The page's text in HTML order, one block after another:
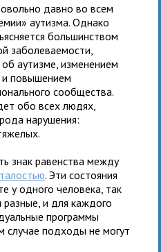
давно во всем
аутизма. Однако
большинством
заболеваемости,
аутизме, изменением
и повышением
сообщества.
обо всех людях,
нарушения:
знак равенства между
. Эти состояния
у одного человека, так
и для каждого
программы
случае подходы не могут